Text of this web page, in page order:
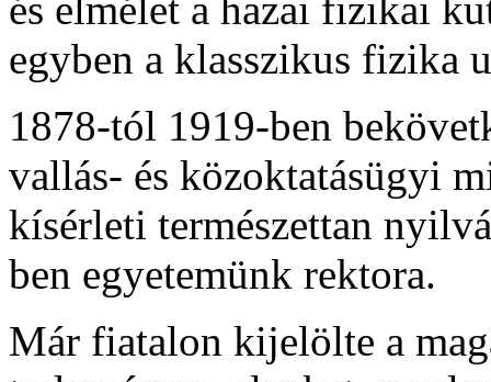
egyben a klasszikus fizika
1878-tól 1919-ben
vallás- és közoktatásügyi
kísérleti természettan
ben egyetemünk rektora.
Már fiatalon kijelölte a